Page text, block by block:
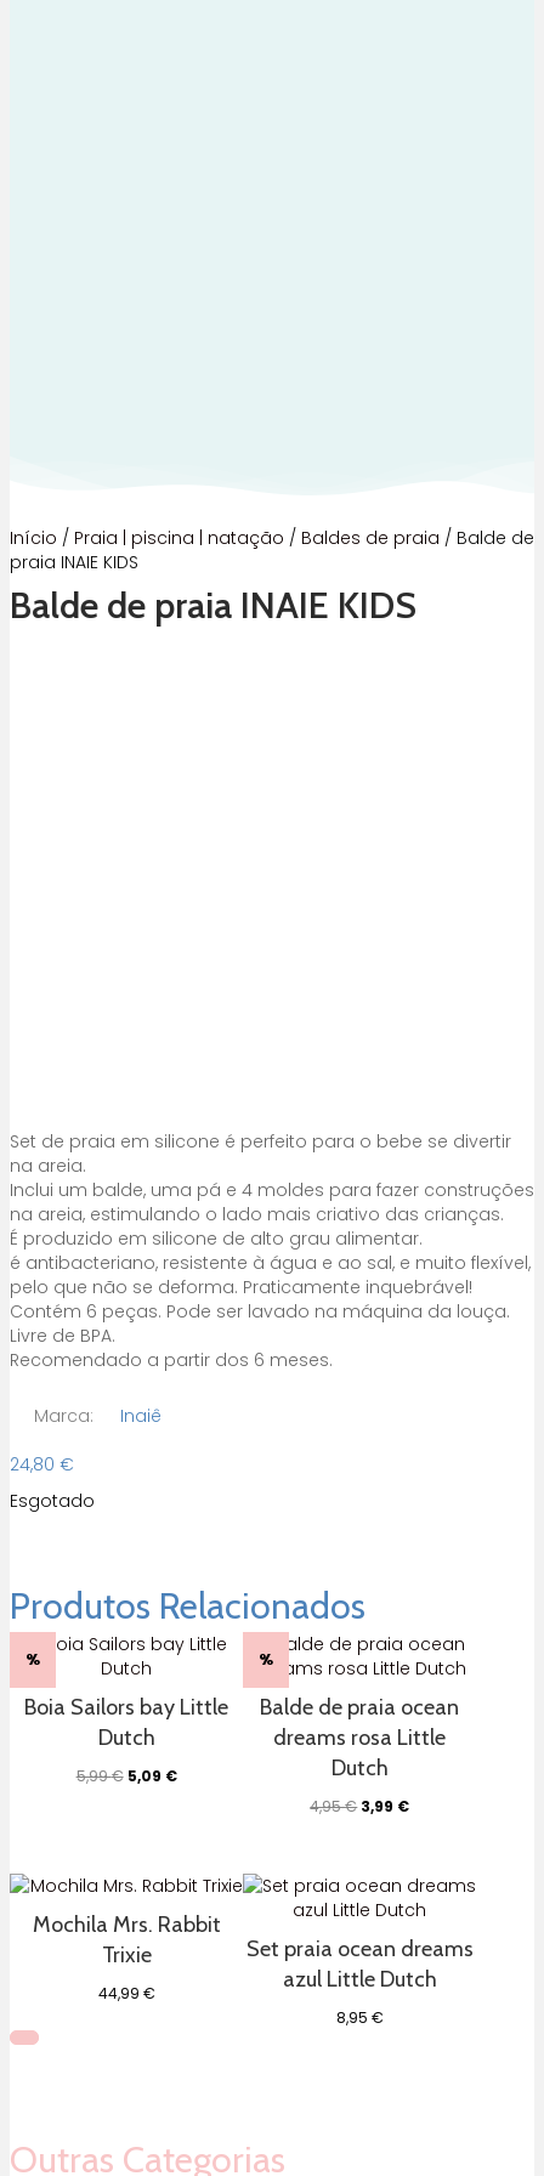
Início / Praia | piscina | natação / Baldes de praia / Balde de
praia INAIE KIDS
Balde de praia INAIE KIDS
Set de praia em silicone é perfeito para o bebe se divertir
na areia.
Inclui um balde, uma pá e 4 moldes para fazer construções
na areia, estimulando o lado mais criativo das crianças.
É produzido em silicone de alto grau alimentar.
é antibacteriano, resistente à água e ao sal, e muito flexível,
pelo que não se deforma. Praticamente inquebrável!
Contém 6 peças. Pode ser lavado na máquina da louça.
Livre de BPA.
Recomendado a partir dos 6 meses.
Marca:
Inaiê
24,80 €
Esgotado
Produtos Relacionados
%
Boia Sailors bay Little
Dutch
5,99€ O
5,09 €O
%
Balde de praia ocean
dreams rosa Little
Dutch
4,95€ O
4,95 €.
3,99 €O
3,99 €.
Mochila Mrs. Rabbit
Trixie
44,99 €
Set praia ocean dreams
azul Little Dutch
8,95 €
Outras Categorias